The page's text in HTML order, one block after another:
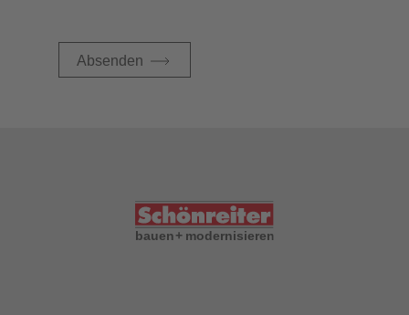
Absenden